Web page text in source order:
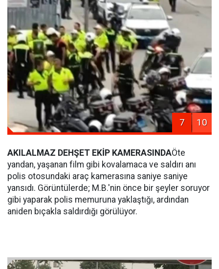
7 10
AKILALMAZ DEHŞET EKİP KAMERASINDAÖte
yandan, yaşanan film gibi kovalamaca ve saldırı anı
polis otosundaki araç kamerasına saniye saniye
yansıdı. Görüntülerde; M.B.'nin önce bir şeyler soruyor
gibi yaparak polis memuruna yaklaştığı, ardından
aniden bıçakla saldırdığı görülüyor.